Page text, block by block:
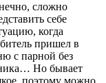
сложно
себе
когда
пришел в
с парной без
Но бывает